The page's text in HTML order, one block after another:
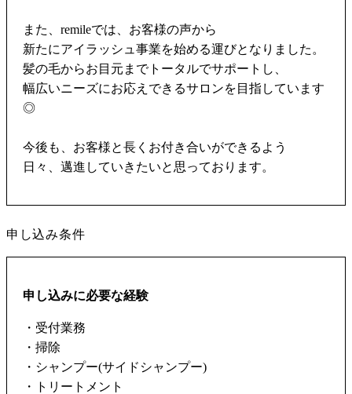
また、remileでは、お客様の声から
新たにアイラッシュ事業を始める運びとなりました。
髪の毛からお目元までトータルでサポートし、
幅広いニーズにお応えできるサロンを目指しています
◎
今後も、お客様と長くお付き合いができるよう
日々、邁進していきたいと思っております。
申し込み条件
申し込みに必要な経験
・受付業務
・掃除
・シャンプー(サイドシャンプー)
・トリートメント